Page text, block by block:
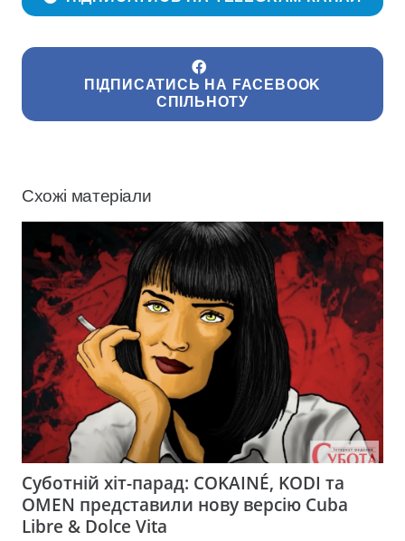
ПІДПИСАТИСЬ НА FACEBOOK
СПІЛЬНОТУ
Схожі матеріали
Суботній хіт-парад: COKAINÉ, KODI та
OMEN представили нову версію Cuba
Libre & Dolce Vita